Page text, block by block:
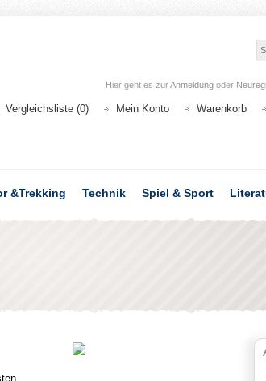
Hier geht es zurAnmeldung oder
Vergleichsliste (0) Mein Konto Warenkorb
&Trekking Technik Spiel & Sport